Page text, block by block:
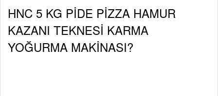
HNC 5 KG PİDE PİZZA HAMUR
KAZANI TEKNESİ KARMA
YOĞURMA MAKİNASI?